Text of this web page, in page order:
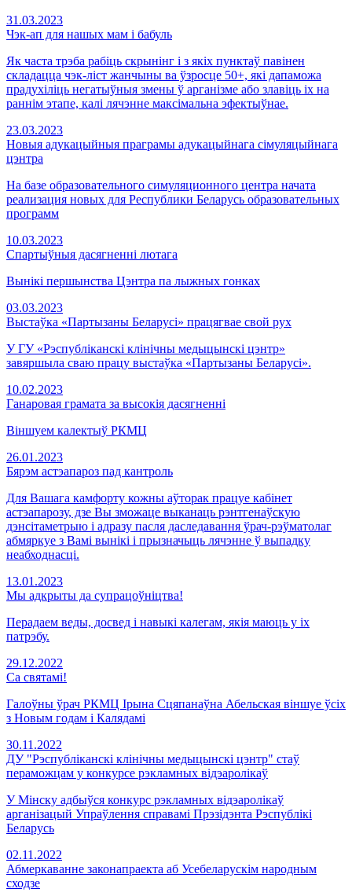
31.03.2023
Чэк-ап для нашых мам і бабуль
Як часта трэба рабіць скрынінг і з якіх пунктаў павінен
складацца чэк-ліст жанчыны ва ўзросце 50+, які дапаможа
прадухіліць негатыўныя змены ў арганізме або злавіць іх на
раннім этапе, калі лячэнне максімальна эфектыўнае.
23.03.2023
Новыя адукацыйныя праграмы адукацыйнага сімуляцыйнага
цэнтра
На базе образовательного симуляционного центра начата
реализация новых для Республики Беларусь образовательных
программ
10.03.2023
Спартыўныя дасягненні лютага
Вынікі першынства Цэнтра па лыжных гонках
03.03.2023
Выстаўка «Партызаны Беларусі» працягвае свой рух
У ГУ «Рэспубліканскі клінічны медыцынскі цэнтр»
завяршыла сваю працу выстаўка «Партызаны Беларусі».
10.02.2023
Ганаровая грамата за высокія дасягненні
Віншуем калектыў РКМЦ
26.01.2023
Бярэм астэапароз пад кантроль
Для Вашага камфорту кожны аўторак працуе кабінет
астэапарозу, дзе Вы зможаце выканаць рэнтгенаўскую
дэнсітаметрыю і адразу пасля даследавання ўрач-рэўматолаг
абмяркуе з Вамі вынікі і прызначыць лячэнне ў выпадку
неабходнасці.
13.01.2023
Мы адкрыты да супрацоўніцтва!
Перадаем веды, досвед і навыкі калегам, якія маюць у іх
патрэбу.
29.12.2022
Са святамі!
Галоўны ўрач РКМЦ Ірына Сцяпанаўна Абельская віншуе ўсіх
з Новым годам і Калядамі
30.11.2022
ДУ "Рэспубліканскі клінічны медыцынскі цэнтр" стаў
пераможцам у конкурсе рэкламных відэаролікаў
У Мінску адбыўся конкурс рэкламных відэаролікаў
арганізацый Упраўлення справамі Прэзідэнта Рэспублікі
Беларусь
02.11.2022
Абмеркаванне законапраекта аб Усебеларускім народным
сходзе